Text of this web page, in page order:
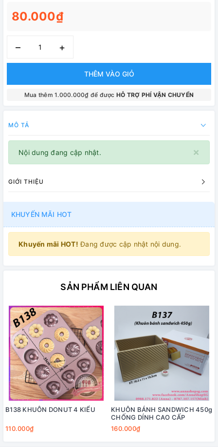
80.000₫
– +
THÊM VÀO GIỎ
Mua thêm 1.000.000₫ để được HỖ TRỢ PHÍ VẬN CHUYỂN
MÔ TẢ
×
Nội dung đang cập nhật.
GIỚI THIỆU
KHUYẾN MÃI HOT
Khuyến mãi HOT! Đang được cập nhật nội dung.
SẢN PHẨM LIÊN QUAN
B138 KHUÔN DONUT 4 KIỂU
110.000₫
KHUÔN BÁNH SANDWICH 450g
CHỐNG DÍNH CAO CẤP
160.000₫